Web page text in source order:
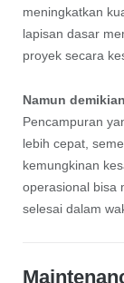
meningkatkan
lapisan dasar
proyek secara
Namun demikian
Pencampuran
lebih cepat,
kemungkinan
operasional bisa
selesai dalam